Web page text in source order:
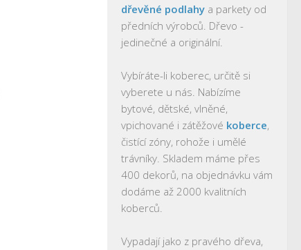
dřevěné podlahy a parkety od
předních výrobců. Dřevo -
jedinečné a originální.
Vybíráte-li koberec, určitě si
vyberete u nás. Nabízíme
bytové, dětské, vlněné,
vpichované i zátěžové koberce,
čistící zóny, rohože i umělé
trávníky. Skladem máme přes
400 dekorů, na objednávku vám
dodáme až 2000 kvalitních
koberců.
Vypadají jako z pravého dřeva,